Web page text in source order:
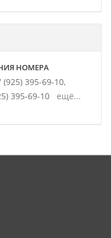
НОМЕРА
(925) 395-69-10,
395-69-10 ещё...